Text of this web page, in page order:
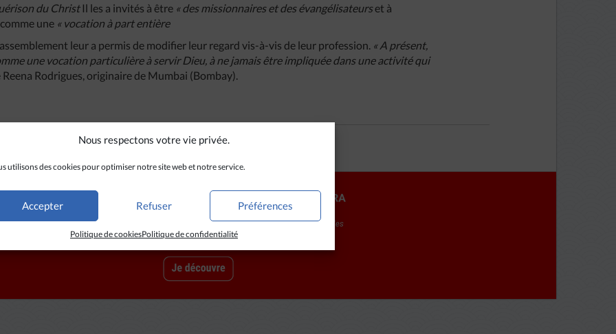
Nous respectons votre vie privée.
utilisons des cookies pour optimiser notre site web et notre service.
Accepter Refuser Préférences
Politique de cookiesPolitique de confidentialité
du Christ Il les a invités à être « des missionnaires et des évangélisateurset à
une « vocation à part entière
leur a permis de modifier leur regard vis-à-vis de leur profession. « A présent,
une vocation particulière à servir Dieu, à ne jamais être impliquée dans une activité qui
Rodrigues, originaire de Mumbai (Bombay).